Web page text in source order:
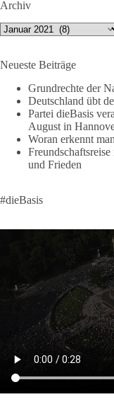
si=2b_C6GgNY9EB-
❤️ Wir freuen uns über
https://diebasis.de/
#dieBasis #frieden
377 168
Wusstest du, dass ein
wird, nur weil er von
Sachsen-Anhalt
Wirtschaft,
werden nicht kleiner,
und erst danach auf
🟩🟩🟦🟦🟥🟥🟧🟧
Archiv
Archiv
Neueste Beiträge
Grundrechte der
Deutschland übt
Partei dieBasis
August in
Woran erkennt
und Frieden
#dieBasis